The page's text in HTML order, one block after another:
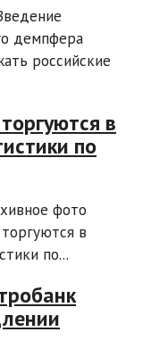
демпфера
российские
в
по
фото
в
по...